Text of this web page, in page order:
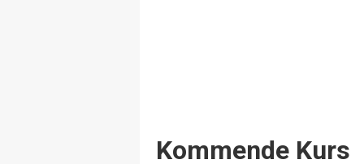
Events
Kommende Kurs